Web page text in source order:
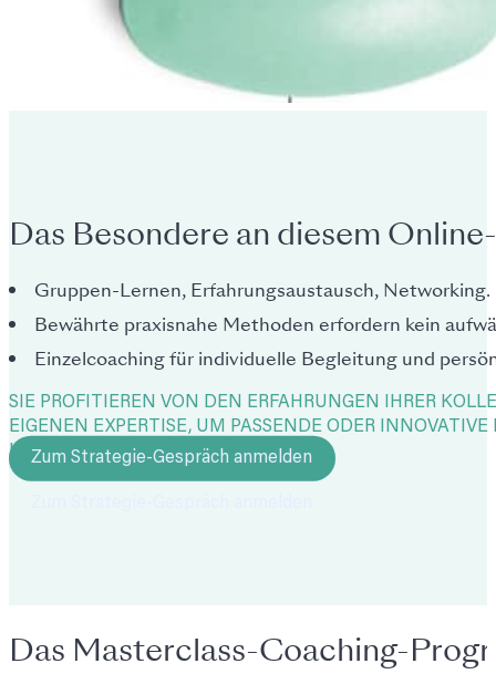
Das Besondere an diesem
Gruppen-Lernen, Erfahrungsaustausch, Networking.
Bewährte praxisnahe Methoden erfordern kein
Einzelcoaching für individuelle Begleitung und
SIE PROFITIEREN VON DEN ERFAHRUNGEN IHRER
EIGENEN EXPERTISE, UM PASSENDE ODER
HERAUSFORDERUNGEN ZU FINDEN.
Das Masterclass-Coaching-